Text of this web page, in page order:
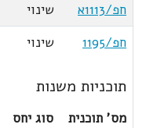
חפ/1113א
שינוי
חפ/1195
שינוי
תוכניות משנות
מס' תוכנית סוג יחס